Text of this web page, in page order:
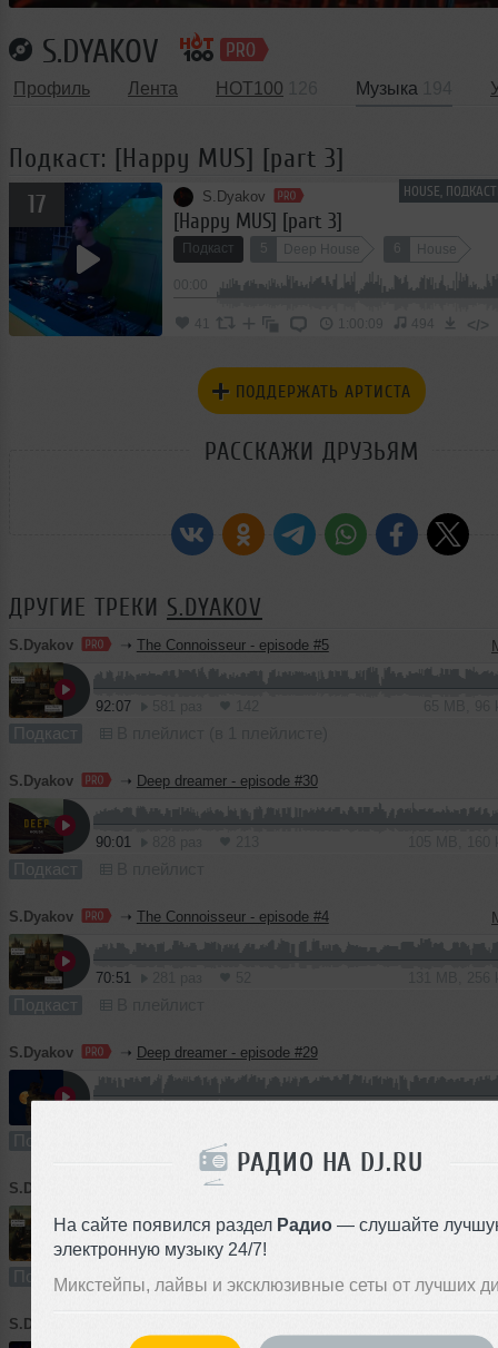
РАДИО НА DJ.RU
На сайте появился раздел Радио — слушайте
электронную музыку 24/7!
Микстейпы, лайвы и эксклюзивные сеты от лучших
S.DYAKOV
Профиль Лента HOT100 Музыка
Подкаст: [Happy MUS] [part 3]
HOUSE,
17 S.Dyakov
[Happy MUS] [part 3]
Подкаст 5 Deep House 6 House
1:00:09 494 </>
ПОДДЕРЖАТЬ АРТИСТА
РАССКАЖИ ДРУЗЬЯМ
ДРУГИЕ ТРЕКИ S.DYAKOV
S.Dyakov ➝ The Connoisseur - episode #5
92:07
Подкаст
S.Dyakov ➝ Deep dreamer - episode #30
90:01
Подкаст
S.Dyakov ➝ The Connoisseur - episode #4
70:51
Подкаст
S.Dyakov ➝ Deep dreamer - episode #29
Подкаст
S.Dyakov The Connoisseur - episode #3
74:58 464 раза 124
Подкаст В плейлист
S.Dyakov